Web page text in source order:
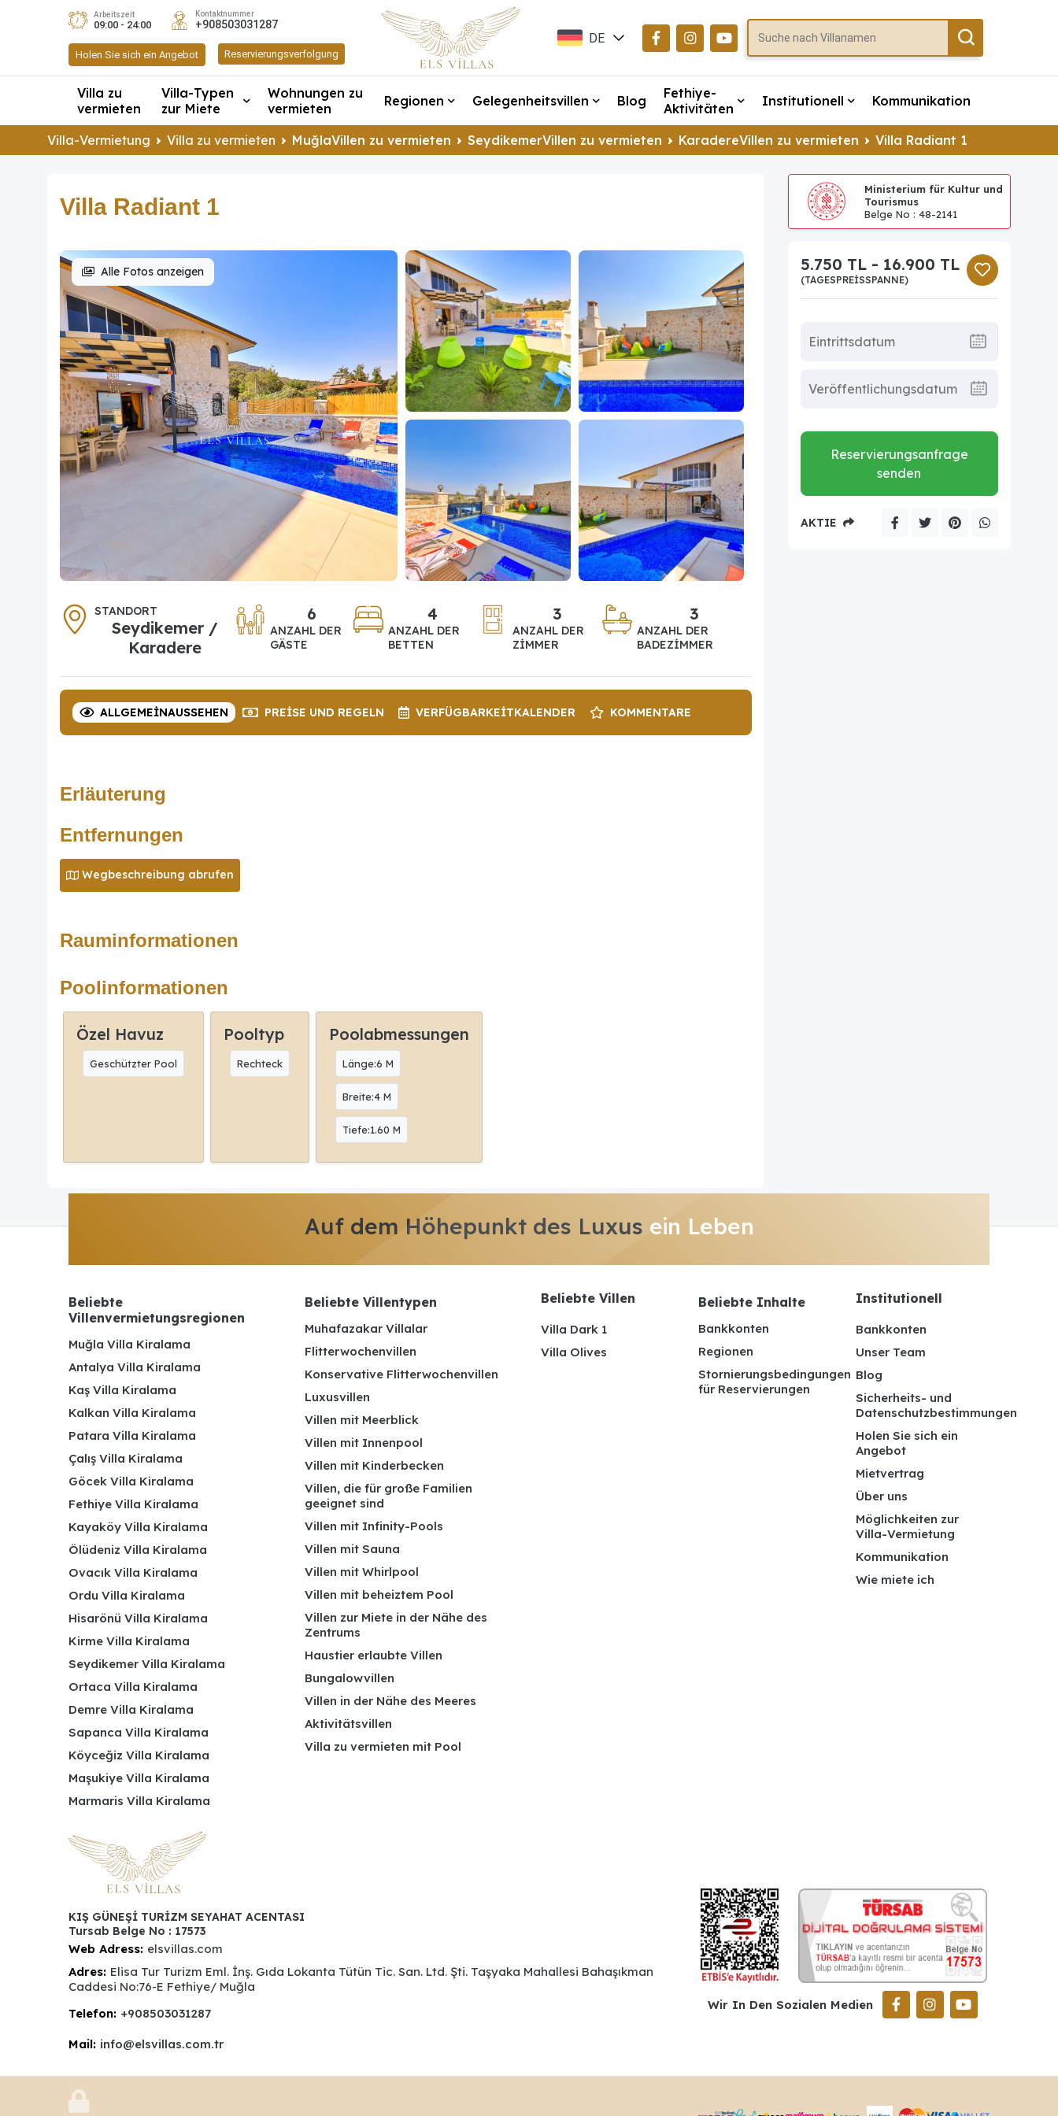
Arbeitszeit
09:00 - 24:00
Kontaktnummer
+908503031287
Holen Sie sich ein Angebot Reservierungsverfolgung
DE
TR
Villa zu
vermieten
Villa-Typen
zur Miete
Wohnungen zu
vermieten
Regionen Gelegenheitsvillen Blog
Fethiye-
Aktivitäten
Institutionell Kommunikation
Villa-Vermietung Villa zu vermieten MuğlaVillen zu vermieten SeydikemerVillen zu vermieten KaradereVillen zu vermieten Villa Radiant 1
Villa Radiant 1
Alle Fotos anzeigen
STANDORT
Seydikemer /
Karadere
6
ANZAHL DER
GÄSTE
4
ANZAHL DER
BETTEN
3
ANZAHL DER
ZIMMER
3
ANZAHL DER
BADEZIMMER
ALLGEMEINAUSSEHEN PREISE UND REGELN VERFÜGBARKEITKALENDER KOMMENTARE
Erläuterung
Entfernungen
Wegbeschreibung abrufen
Rauminformationen
Poolinformationen
Özel Havuz
Geschützter Pool
Pooltyp
Rechteck
Poolabmessungen
Länge:6 M
Breite:4 M
Tiefe:1.60 M
Ministerium für Kultur und
Tourismus
Belge No : 48-2141
5.750 TL - 16.900 TL
(TAGESPREISSPANNE)
Reservierungsanfrage
senden
AKTIE
Auf dem Höhepunkt des Luxus ein Leben
Beliebte
Villenvermietungsregionen
Muğla Villa Kiralama
Antalya Villa Kiralama
Kaş Villa Kiralama
Kalkan Villa Kiralama
Patara Villa Kiralama
Çalış Villa Kiralama
Göcek Villa Kiralama
Fethiye Villa Kiralama
Kayaköy Villa Kiralama
Ölüdeniz Villa Kiralama
Ovacık Villa Kiralama
Ordu Villa Kiralama
Hisarönü Villa Kiralama
Kirme Villa Kiralama
Seydikemer Villa Kiralama
Ortaca Villa Kiralama
Demre Villa Kiralama
Sapanca Villa Kiralama
Köyceğiz Villa Kiralama
Maşukiye Villa Kiralama
Marmaris Villa Kiralama
Beliebte Villentypen
Muhafazakar Villalar
Flitterwochenvillen
Konservative Flitterwochenvillen
Luxusvillen
Villen mit Meerblick
Villen mit Innenpool
Villen mit Kinderbecken
Villen, die für große Familien
geeignet sind
Villen mit Infinity-Pools
Villen mit Sauna
Villen mit Whirlpool
Villen mit beheiztem Pool
Villen zur Miete in der Nähe des
Zentrums
Haustier erlaubte Villen
Bungalowvillen
Villen in der Nähe des Meeres
Aktivitätsvillen
Villa zu vermieten mit Pool
Beliebte Villen
Villa Dark 1
Villa Olives
Beliebte Inhalte
Bankkonten
Regionen
Stornierungsbedingungen
für Reservierungen
Institutionell
Bankkonten
Unser Team
Blog
Sicherheits- und
Datenschutzbestimmungen
Holen Sie sich ein
Angebot
Mietvertrag
Über uns
Möglichkeiten zur
Villa-Vermietung
Kommunikation
Wie miete ich
KIŞ GÜNEŞİ TURİZM SEYAHAT ACENTASI
Tursab Belge No : 17573
Web Adress: elsvillas.com
Adres: Elisa Tur Turizm Eml. İnş. Gıda Lokanta Tütün Tic. San. Ltd. Şti. Taşyaka Mahallesi Bahaşıkman
Caddesi No:76-E Fethiye/ Muğla
Telefon: +908503031287
Mail: info@elsvillas.com.tr
Wir In Den Sozialen Medien